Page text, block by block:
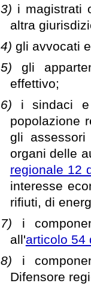
3) i magistrati
altra
4)gli avvocati
5)gli
effettivo;
6) i sindaci
popolazione
gli
organi delle
regionale 12
interesse
rifiuti, di
7) i
all'articolo 54
8) i
Difensore